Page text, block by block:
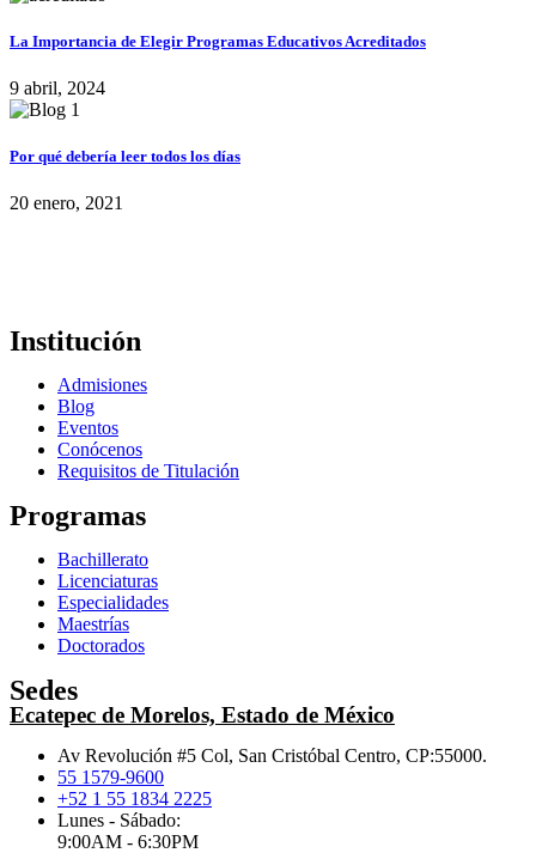
La Importancia de Elegir Programas Educativos Acreditados
9 abril, 2024
Por qué debería leer todos los días
20 enero, 2021
Institución
Admisiones
Blog
Eventos
Conócenos
Requisitos de Titulación
Programas
Bachillerato
Licenciaturas
Especialidades
Maestrías
Doctorados
Sedes
Ecatepec de Morelos, Estado de México
Av Revolución #5 Col, San Cristóbal Centro, CP:55000.
55 1579-9600
+52 1 55 1834 2225
Lunes - Sábado:
9:00AM - 6:30PM